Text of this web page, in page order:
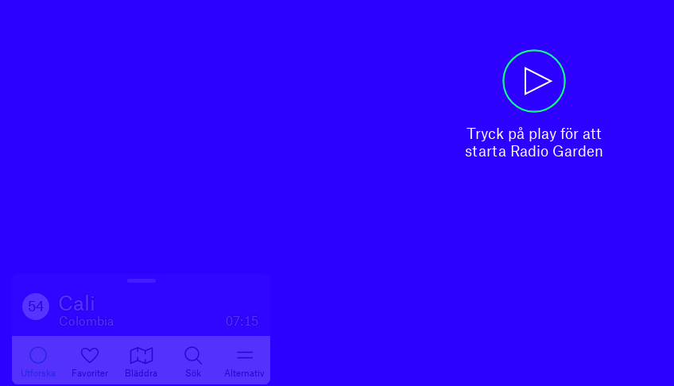
Tryck på play för att
starta Radio Garden
54 Cali
Colombia 07:15
Utforska Favoriter Bläddra Sök Alternativ